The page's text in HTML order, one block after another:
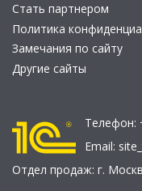
Стать партнером
Политика
Замечания по сайту
Другие сайты
Телефон:
Email:
Отдел продаж: г.